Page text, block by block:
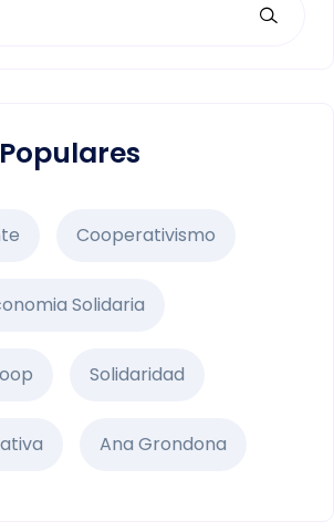
Cooperativismo
Solidaria
Solidaridad
Ana Grondona